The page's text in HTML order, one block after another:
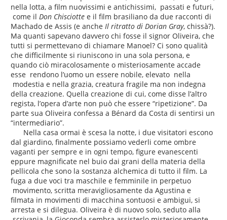
nella lotta, a film nuovissimi e antichissimi, passati e futuri,
come ilDon Chisciotte e il film brasiliano da due racconti di
Machado de Assis (e ancheIl ritratto di Dorian Gray, chissà?).
Ma quanti sapevano davvero chi fosse il signor Oliveira, che
tutti si permettevano di chiamare Manoel? Ci sono qualità
che difficilmente si riuniscono in una sola persona, e
quando ciò miracolosamente o misteriosamente accade
esse rendono l’uomo un essere nobile, elevato nella
modestia e nella grazia, creatura fragile ma non indegna
della creazione. Quella creazione di cui, come disse l’altro
regista, l’opera d’arte non può che essere “ripetizione”. Da
parte sua Oliveira confessa a Bénard da Costa di sentirsi un
“intermediario”.
Nella casa ormai è scesa la notte, i due visitatori escono
dal giardino, finalmente possiamo vederli come ombre
vaganti per sempre e in ogni tempo, figure evanescenti
eppure magnificate nel buio dai grani della materia della
pellicola che sono la sostanza alchemica di tutto il film. La
fuga a due voci tra maschile e femminile in perpetuo
movimento, scritta meravigliosamente da Agustina e
filmata in movimenti di macchina sontuosi e ambigui, si
arresta e si dilegua. Oliveira è di nuovo solo, seduto alla